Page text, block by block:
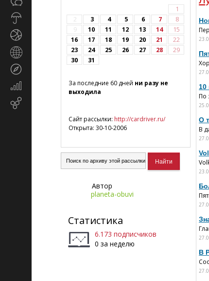
Экономика
1
2
3 4 5 6 7
8
9
10 11 12 13 14
15
16
17 18 19 20 21
22
23
24 25 26 27 28
29
30
31
За последние 60 дней ни разу не
выходила
Сайт рассылки: http://cardriver.ru/
Открыта: 30-10-2006
Автор
planeta-obuvi
Статистика
6.173 подписчиков
0 за неделю
10
По
О
В
В